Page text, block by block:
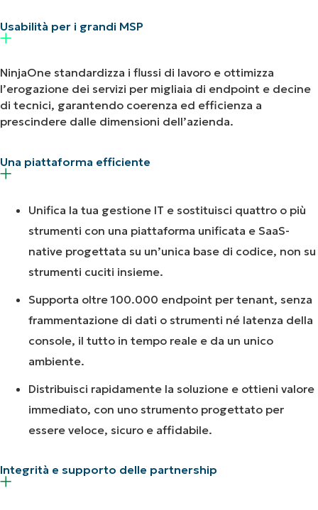
Usabilità per i grandi MSP
NinjaOne standardizza i flussi di lavoro e ottimizza
l’erogazione dei servizi per migliaia di endpoint e decine
di tecnici, garantendo coerenza ed efficienza a
prescindere dalle dimensioni dell’azienda.
Una piattaforma efficiente
Unifica la tua gestione IT e sostituisci quattro o più
strumenti con una piattaforma unificata e SaaS-
native progettata su un’unica base di codice, non su
strumenti cuciti insieme.
Supporta oltre 100.000 endpoint per tenant, senza
frammentazione di dati o strumenti né latenza della
console, il tutto in tempo reale e da un unico
ambiente.
Distribuisci rapidamente la soluzione e ottieni valore
immediato, con uno strumento progettato per
essere veloce, sicuro e affidabile.
Integrità e supporto delle partnership